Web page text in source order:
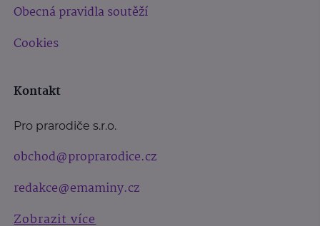
Obecná pravidla soutěží
Cookies
Kontakt
Pro prarodiče s.r.o.
obchod@proprarodice.cz
redakce@emaminy.cz
Zobrazit více